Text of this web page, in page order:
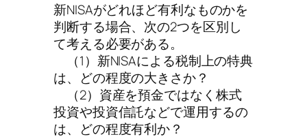
新NISAがどれほど有利なものかを
判断する場合、次の2つを区別し
て考える必要がある。
（1）新NISAによる税制上の特典
は、どの程度の大きさか？
（2）資産を預金ではなく株式
投資や投資信託などで運用するの
は、どの程度有利か？